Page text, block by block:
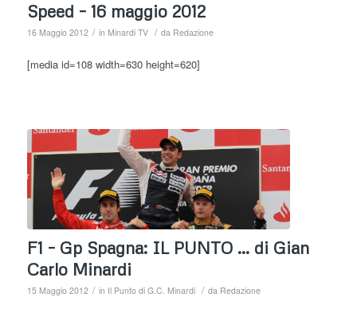
Speed – 16 maggio 2012
16 Maggio 2012 / in Minardi TV / da Redazione
[media id=108 width=630 height=620]
F1 – Gp Spagna: IL PUNTO … di Gian
Carlo Minardi
15 Maggio 2012 / in Il Punto di G.C. Minardi / da Redazione